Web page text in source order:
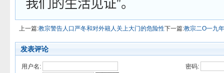
我们的生活见证”。
上一篇:教宗警告人口严冬和对外籍人关上大门的危险性下一篇:教宗二O一九
发表评论
用户名:
密码: